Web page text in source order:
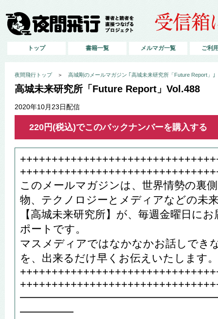
トップ 書籍一覧 メルマガ一覧 ご利
夜間飛行トップ＞ 高城剛のメールマガジン ｢高城未来研究所「Future Report」｣
高城未来研究所「Future Report」Vol.488
2020年10月23日配信
220円(税込)でこのバックナンバーを購入する
このメールマガジンは、世界情勢の裏
物、テクノロジーとメディアなどの未
【高城未来研究所】が、毎週金曜日に
ポートです。
マスメディアではなかなかお話しでき
を、出来るだけ早くお伝えいたします。
━━━━━